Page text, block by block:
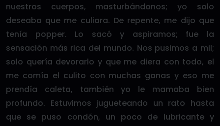
nuestros cuerpos, masturbándonos; yo solo
deseaba que me culiara. De repente, me dijo que
tenía popper. Lo sacó y aspiramos; fue la
sensación más rica del mundo. Nos pusimos a mil;
solo quería devorarlo y que me diera con todo, el
me comía el culito con muchas ganas y eso me
prendía caleta, también yo le mamaba bien
profundo. Estuvimos jugueteando un rato hasta
que se puso condón, un poco de lubricante y